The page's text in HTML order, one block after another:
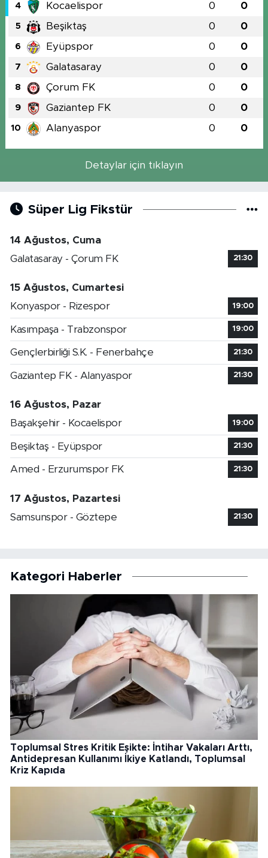
4 Kocaelispor 0 0
5 Beşiktaş 0 0
6 Eyüpspor 0 0
7 Galatasaray 0 0
8 Çorum FK 0 0
9 Gaziantep FK 0 0
10 Alanyaspor 0 0
Detaylar için tıklayın
Süper Lig Fikstür
14 Ağustos, Cuma
Galatasaray - Çorum FK
21:30
15 Ağustos, Cumartesi
Konyaspor - Rizespor
19:00
Kasımpaşa - Trabzonspor 19:00
Gençlerbirliği S.K. - Fenerbahçe 21:30
Gaziantep FK - Alanyaspor 21:30
16 Ağustos, Pazar
Başakşehir - Kocaelispor
19:00
Beşiktaş - Eyüpspor 21:30
Amed - Erzurumspor FK 21:30
17 Ağustos, Pazartesi
Samsunspor - Göztepe
21:30
Kategori Haberler
Toplumsal Stres Kritik Eşikte: İntihar Vakaları Arttı,
Antidepresan Kullanımı İkiye Katlandı, Toplumsal
Kriz Kapıda